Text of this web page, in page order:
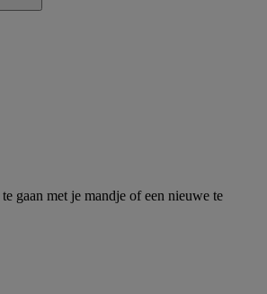
gaan met je mandje of een nieuwe te